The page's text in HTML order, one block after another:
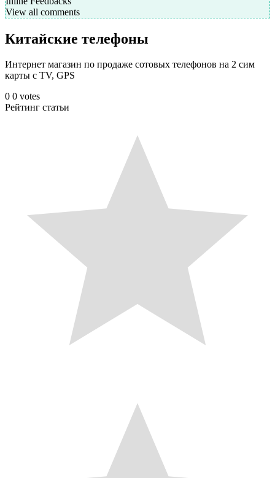
View all comments
Китайские телефоны
Интернет магазин по продаже сотовых телефонов на 2 сим
карты с TV, GPS
0 0 votes
Рейтинг статьи